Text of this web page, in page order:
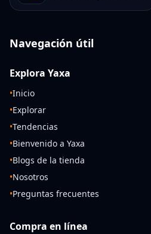
Navegación útil
Explora Yaxa
•Inicio
•Explorar
•Tendencias
•Bienvenido a Yaxa
•Blogs de la tienda
•Nosotros
•Preguntas frecuentes
Compra en línea